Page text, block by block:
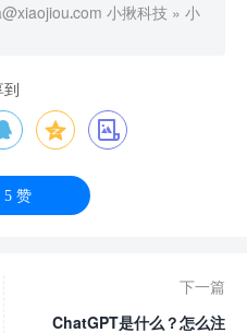
小揪科技 » 小
到
 
5赞
下一篇
ChatGPT是什么？怎么注